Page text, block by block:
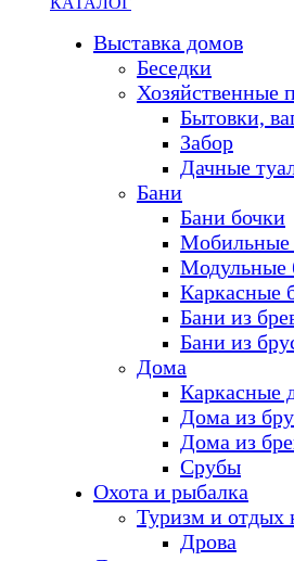
Выставка домов
Беседки
Хозяйственные
Бытовки,
Забор
Дачные
Бани
Бани бочки
Мобильные
Модульные
Каркасные
Бани из
Бани из
Дома
Каркасные
Дома из
Дома из
Срубы
Охота и рыбалка
Туризм и отдых
Дрова